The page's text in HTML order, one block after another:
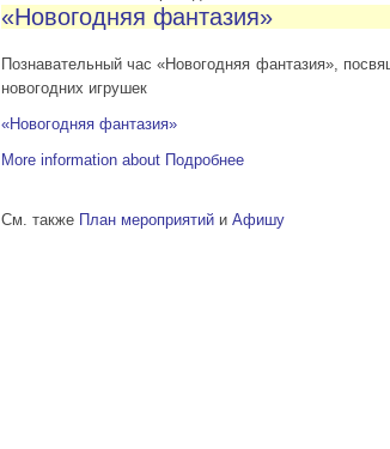
«Новогодняя фантазия»
Познавательный час «Новогодняя фантазия»,
новогодних игрушек
«Новогодняя фантазия»
More information about Подробнее
См. также План мероприятий и Афишу